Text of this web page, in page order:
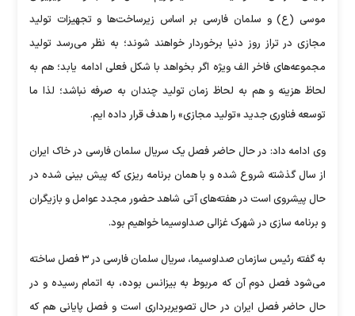
موسی (ع) و سلمان فارسی بر اساس زیرساخت‌ها و تجهیزات تولید
مجازی در تراز روز دنیا برخوردار خواهند شوند؛ به نظر می‌رسد تولید
مجموعه‌های فاخر الف ویژه اگر بخواهد با شکل فعلی ادامه یابد؛ هم به
لحاظ هزینه و هم به لحاظ زمان تولید چندان به صرفه نباشد؛ لذا ما
توسعه فناوری جدید «تولید مجازی» را هدف قرار داده ایم.
وی ادامه داد: در حال حاضر فصل یک سریال سلمان فارسی در خاک ایران
از سال گذشته شروع شده و با همان برنامه ریزی که پیش بینی شده در
حال پیشروی است در هفته‌های آتی شاهد حضور مجدد عوامل و بازیگران
و برنامه سازی در شهرک غزالی صداوسیما خواهیم بود.
به گفته رئیس سازمان صداوسیما، سریال سلمان فارسی در ۳ فصل ساخته
می‌شود فصل دوم آن که مربوط به بیزانس بوده، به اتمام رسیده و در
حال حاضر فصل ایران در حال تصویربرداری است و فصل پایانی هم که